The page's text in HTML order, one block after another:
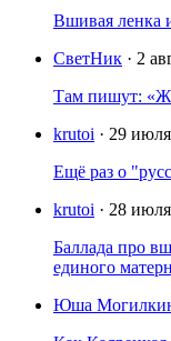
Вшивая ленка
СветНик · 2
Там пишут:
krutoi · 29
Ещё раз о
krutoi · 28
Баллада про
единого
Юша